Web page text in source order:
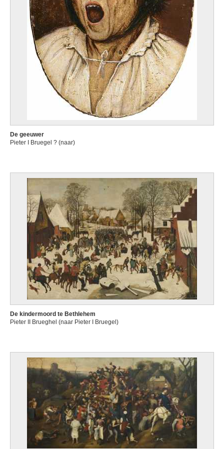
De geeuwer
Pieter I Bruegel ? (naar)
De kindermoord te Bethlehem
Pieter II Brueghel (naar Pieter I Bruegel)